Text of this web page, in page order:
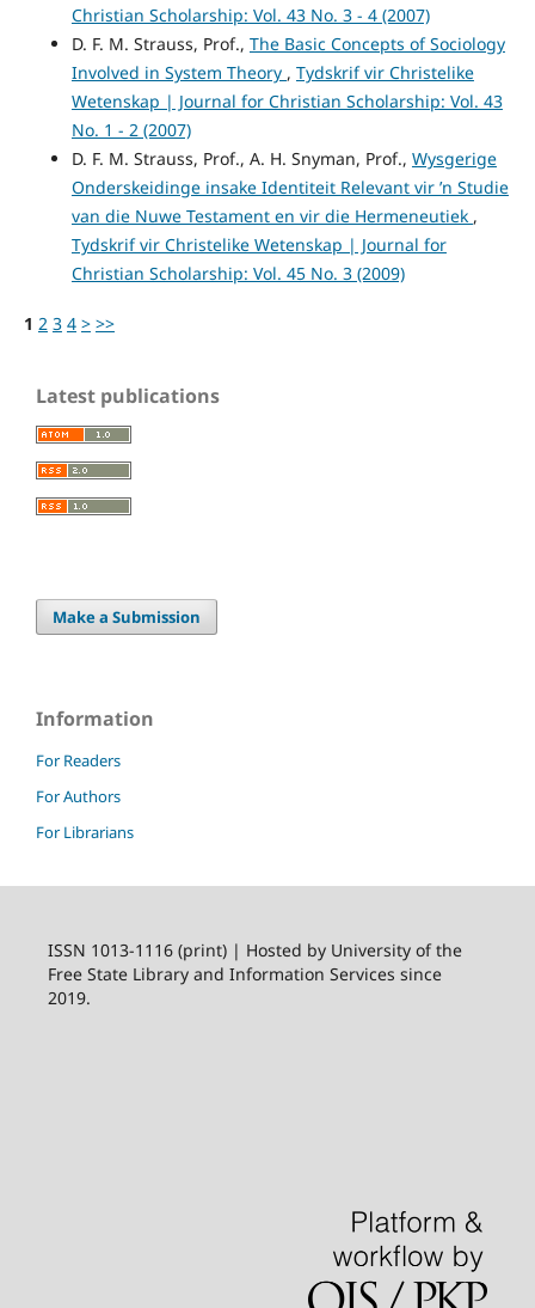
Christian Scholarship: Vol. 43 No. 3 - 4 (2007)
D. F. M. Strauss, Prof., The Basic Concepts of Sociology
Involved in System Theory , Tydskrif vir Christelike
Wetenskap | Journal for Christian Scholarship: Vol. 43
No. 1 - 2 (2007)
D. F. M. Strauss, Prof., A. H. Snyman, Prof., Wysgerige
Onderskeidinge insake Identiteit Relevant vir ’n Studie
van die Nuwe Testament en vir die Hermeneutiek ,
Tydskrif vir Christelike Wetenskap | Journal for
Christian Scholarship: Vol. 45 No. 3 (2009)
1 2 3 4 > >>
Latest publications
Make a Submission
Information
For Readers
For Authors
For Librarians
ISSN 1013-1116 (print) | Hosted by University of the
Free State Library and Information Services since
2019.